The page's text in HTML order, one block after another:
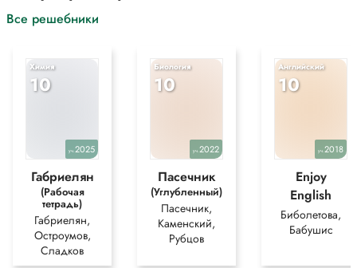
Все решебники
Химия
10
уч.2025
Габриелян
(Рабочая
тетрадь)
Габриелян,
Остроумов,
Сладков
Биология
10
уч.2022
Пасечник
(Углубленный)
Пасечник,
Каменский,
Рубцов
Английский
10
уч. 2018
Enjoy
English
Биболетова,
Бабушис